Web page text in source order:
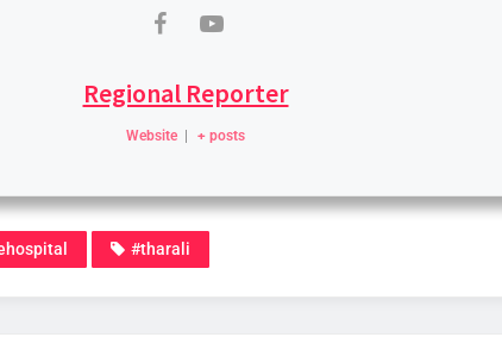
Regional Reporter
Website + posts
#tharali